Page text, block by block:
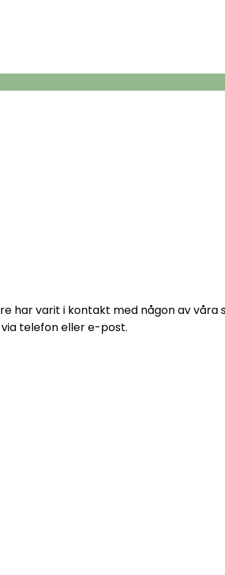
har varit i kontakt med någon av
telefon eller e-post.